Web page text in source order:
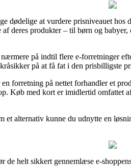
dødelige at vurdere prisniveauet hos
deres produkter – til børn og
på indtil flere e-forretninger
på at få fat i den prisbilligste
forretning på nettet forhandler et
Køb med kort er imidlertid omfattet
et alternativ kunne du udnytte en
helt sikkert gennemlæse e-